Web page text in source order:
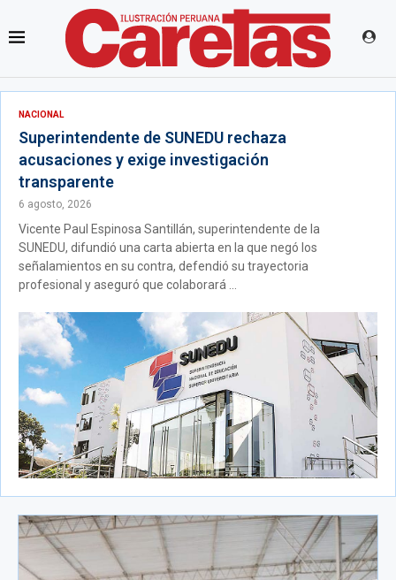
NACIONAL
Superintendente de SUNEDU rechaza
acusaciones y exige investigación
transparente
6 agosto, 2026
Vicente Paul Espinosa Santillán, superintendente de la
SUNEDU, difundió una carta abierta en la que negó los
señalamientos en su contra, defendió su trayectoria
profesional y aseguró que colaborará ...